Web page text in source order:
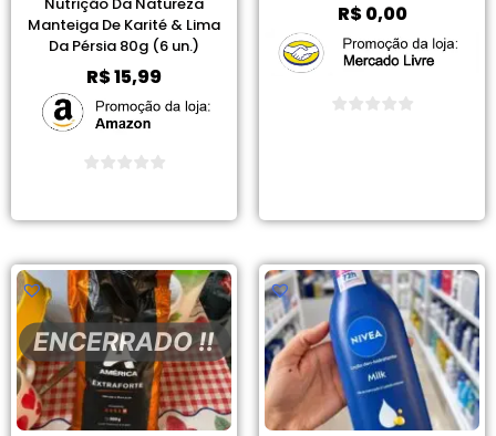
Nutrição Da Natureza
Manteiga De Karité & Lima
Da Pérsia 80g (6 un.)
R$15,99
R$0,00
ENCERRADO !!